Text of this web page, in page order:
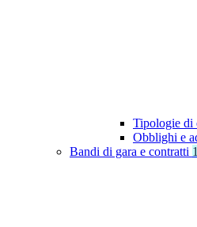
Tipologie di
Obblighi e
Bandi di gara e contratti